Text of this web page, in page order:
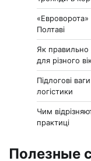
Полтаві
Як правильно
для різного
Підлогові
логістики
Чим
практиці
Полезные